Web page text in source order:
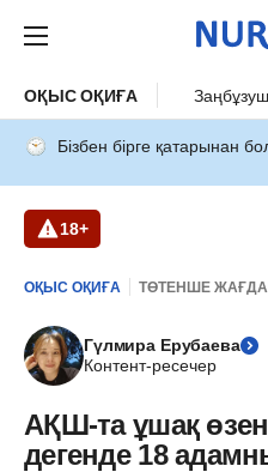
ОҚЫС ОҚИҒА
Бізбен бірге қатарынан
18+
ОҚЫС ОҚИҒА ТӨТЕНШЕ
Гүлмира Ерубаева
Контент-ресечер
АҚШ-та ұшақ
дегенде 18